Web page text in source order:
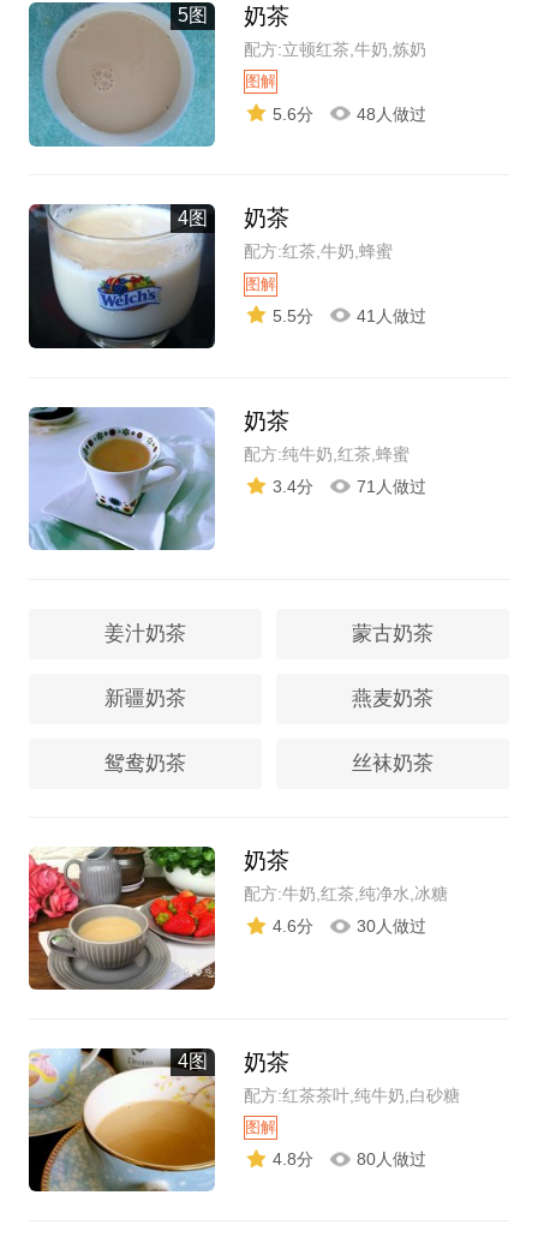
5图 奶茶
配方:立顿红茶,牛奶,炼奶
图解
5.6分 48人做过
4图 奶茶
配方:红茶,牛奶,蜂蜜
图解
5.5分 41人做过
奶茶
配方:纯牛奶,红茶,蜂蜜
3.4分
71人做过
姜汁奶茶 蒙古奶茶
新疆奶茶 燕麦奶茶
鸳鸯奶茶 丝袜奶茶
奶茶
配方:牛奶,红茶,纯净水,冰糖
4.6分
30人做过
4图 奶茶
配方:红茶茶叶,纯牛奶,白砂糖
图解
4.8分 80人做过